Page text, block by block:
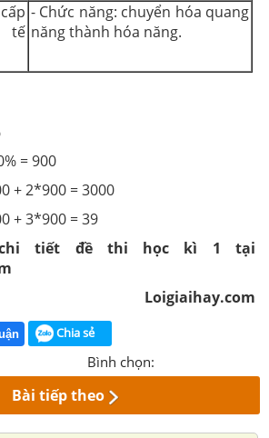
tế
- Chức năng: chuyển hóa quang
năng thành hóa năng.
= 900
+ 2*900 = 3000
+ 3*900 = 39
tiết đề thi học kì 1 tại
Loigiaihay.com
Chia sẻ
Bình chọn:
Bài tiếp theo